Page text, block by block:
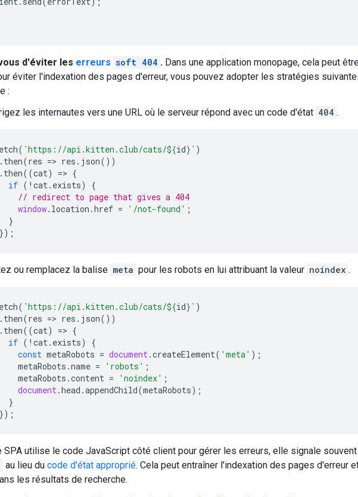
d'éviter les erreurs soft 404 . Dans une application monopage, cela peut
éviter l'indexation des pages d'erreur, vous pouvez adopter les stratégies
:
les internautes vers une URL où le serveur répond avec un code d'état 404 .
( `https://api.kitten.club/cats/${id} ` )
. then(res => res . json())
. then((cat) => {
if ( ! cat. exists)
{
// redirect to page that gives a 404
window. location .href = '/not-found' ;
}
});
ou remplacez la balise meta pour les robots en lui attribuant la valeur noindex .
( `https://api.kitten.club/cats/${id} ` )
. then(res => res . json())
. then((cat) => {
if ( ! cat. exists)
{
const metaRobots = document.createElement( 'meta' );
metaRobots .name = 'robots' ;
metaRobots .content = 'noindex' ;
document.head .appendChild(metaRobots);
}
});
SPA utilise le code JavaScript côté client pour gérer les erreurs, elle signale
au lieu du code d'état approprié. Cela peut entraîner l'indexation des pages d'erreur
les résultats de recherche.